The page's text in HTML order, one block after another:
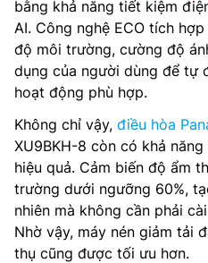
bằng khả năng tiết kiệm
AI. Công nghệ ECO tích
độ môi trường, cường độ
dụng của người dùng để tự
hoạt động phù hợp.
Không chỉ vậy, điều hòa
XU9BKH-8 còn có khả
hiệu quả. Cảm biến độ ẩm
trường dưới ngưỡng 60%,
nhiên mà không cần phải
Nhờ vậy, máy nén giảm tải
thụ cũng được tối ưu hơn.